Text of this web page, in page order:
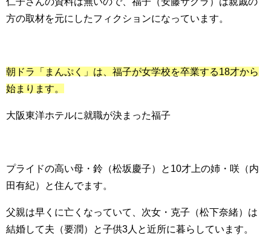
方の取材を元にしたフィクションになっています。
朝ドラ「まんぷく」は、福子が女学校を卒業する18才から
始まります。
大阪東洋ホテルに就職が決まった福子
プライドの高い母・鈴（松坂慶子）と10才上の姉・咲（内
田有紀）と住んでます。
父親は早くに亡くなっていて、次女・克子（松下奈緒）は
結婚して夫（要潤）と子供3人と近所に暮らしています。